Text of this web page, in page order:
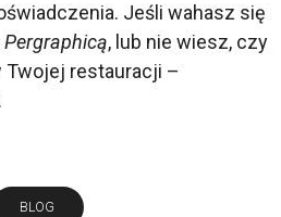
Jeśli wahasz się
Pergraphicą, lub nie wiesz, czy
Twojej restauracji –
.
BLOG